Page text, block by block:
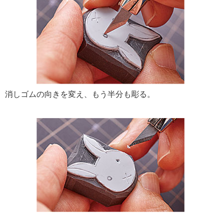
消しゴムの向きを変え、もう半分も彫る。